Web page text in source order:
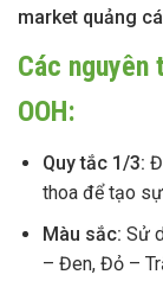
market quảng
Các nguyên
OOH:
Quy tắc 1/3:
thoa để tạo
Màu sắc: Sử
– Đen, Đỏ –